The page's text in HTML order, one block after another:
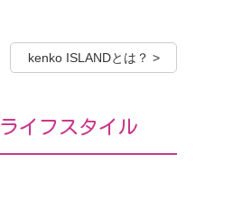
kenko ISLANDとは？ >
ライフスタイル